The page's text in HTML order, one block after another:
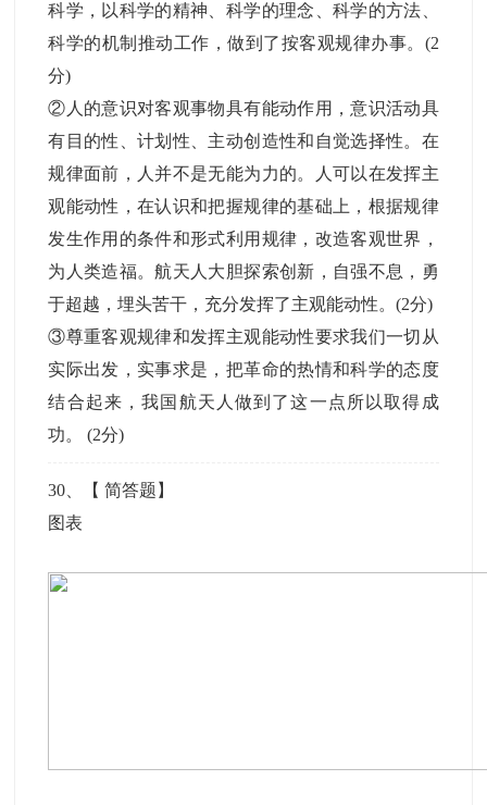
科学，以科学的精神、科学的理念、科学的方法、
科学的机制推动工作，做到了按客观规律办事。(2
分)
②人的意识对客观事物具有能动作用，意识活动具
有目的性、计划性、主动创造性和自觉选择性。在
规律面前，人并不是无能为力的。人可以在发挥主
观能动性，在认识和把握规律的基础上，根据规律
发生作用的条件和形式利用规律，改造客观世界，
为人类造福。航天人大胆探索创新，自强不息，勇
于超越，埋头苦干，充分发挥了主观能动性。(2分)
③尊重客观规律和发挥主观能动性要求我们一切从
实际出发，实事求是，把革命的热情和科学的态度
结合起来，我国航天人做到了这一点所以取得成
功。 (2分)
30 、【简答题 】
图表